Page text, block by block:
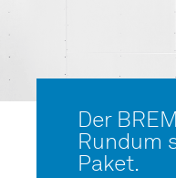
LEISTUNGEN
Der
Rundum
Paket.